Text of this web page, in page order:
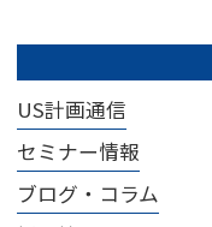
US計画通信
セミナー情報
ブログ・コラム